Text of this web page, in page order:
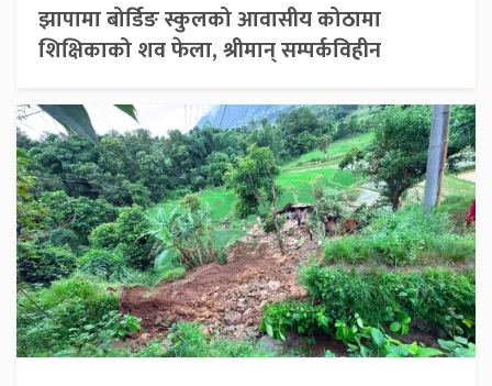
झापामा बोर्डिङ स्कुलको आवासीय कोठामा
शिक्षिकाको शव फेला, श्रीमान् सम्पर्कविहीन